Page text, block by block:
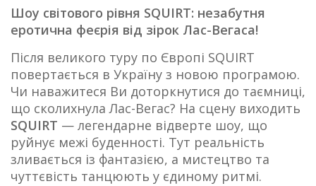
Шоу світового рівня SQUIRT: незабутня
еротична феєрія від зірок Лас-Вегаса!
Після великого туру по Європі SQUIRT
повертається в Україну з новою програмою.
Чи наважитеся Ви доторкнутися до таємниці,
що сколихнула Лас-Вегас? На сцену виходить
SQUIRT — легендарне відверте шоу, що
руйнує межі буденності. Тут реальність
зливається із фантазією, а мистецтво та
чуттєвість танцюють у єдиному ритмі.